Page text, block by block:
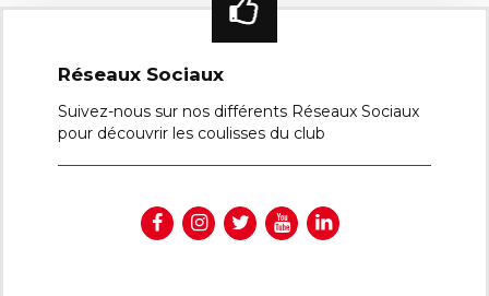
Réseaux Sociaux
Suivez-nous sur nos différents Réseaux Sociaux
pour découvrir les coulisses du club